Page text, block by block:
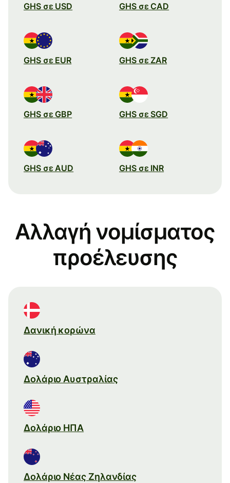
GHS σε USD GHS σε CAD
GHS σε EUR GHS σε ZAR
GHS σε GBP GHS σε SGD
GHS σε AUD GHS σε INR
Αλλαγή νομίσματος
προέλευσης
Δανική κορώνα
Δολάριο Αυστραλίας
Δολάριο ΗΠΑ
Δολάριο Νέας Ζηλανδίας